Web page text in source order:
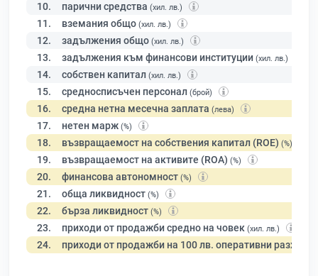
10. парични средства (хил. лв.)
11. вземания общо (хил. лв.)
12. задължения общо (хил. лв.)
13. задължения към финансови институции (хил. лв.)
14. собствен капитал (хил. лв.)
15. средносписъчен персонал (брой)
16. средна нетна месечна заплата (лева)
17. нетен марж (%)
18. възвращаемост на собствения капитал (ROE) (%)
19. възвращаемост на активите (ROA) (%)
20. финансова автономност (%)
21. обща ликвидност (%)
22. бърза ликвидност (%)
23. приходи от продажби средно на човек (хил. лв.)
24. приходи от продажби на 100 лв. оперативни разходи